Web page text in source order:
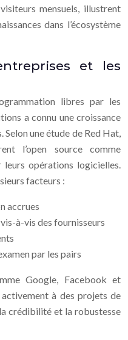
mensuels, illustrent
dans l’écosystème
et les
libres par les
a connu une croissance
une étude de Red Hat,
l’open source comme
opérations logicielles.
facteurs :
accrues
à-vis des fournisseurs
par les pairs
Google, Facebook et
à des projets de
crédibilité et la robustesse